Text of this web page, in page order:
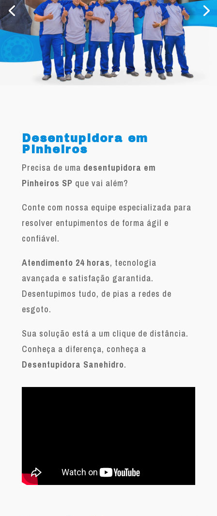
Desentupidora em
Pinheiros
Precisa de uma desentupidora em
Pinheiros SP que vai além?
Conte com nossa equipe especializada para
resolver entupimentos de forma ágil e
confiável.
Atendimento 24 horas, tecnologia
avançada e satisfação garantida.
Desentupimos tudo, de pias a redes de
esgoto.
Sua solução está a um clique de distância.
Conheça a diferença, conheça a
Desentupidora Sanehidro.